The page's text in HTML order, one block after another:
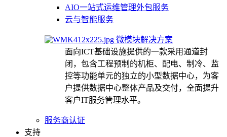
AIO一站式运维管理外包服务
云与智能服务
微模块解决方案
面向ICT基础设施提供的一款采用通道封
闭，包含工程预制的机柜、配电、制冷、监
控等功能单元的独立的小型数据中心，为客
户提供数据中心整体产品及交付，全面提升
客户IT服务管理水平。
服务商认证
支持